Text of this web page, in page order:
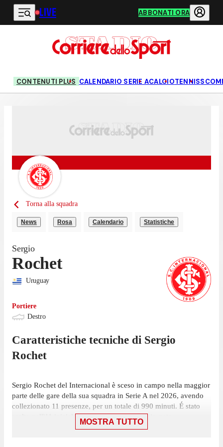
Vai al contenuto principale
LIVE ABBONATI ORA
CONTENUTI PLUS CALENDARIO SERIE ACALCIOTENNIS
Torna alla squadra
News Rosa Calendario Statistiche
Sergio
Rochet
Uruguay
Portiere
Destro
Caratteristiche tecniche di Sergio
Rochet
Sergio Rochet del Internacional è sceso in campo nella maggior
parte delle gare della sua squadra in Serie A nel 2026, avendo
collezionato 11 presenze, per un totale di 990 minuti. É stato
scelto nell'11 iniziale in 11 presenze, su 21 giornate.
MOSTRA TUTTO